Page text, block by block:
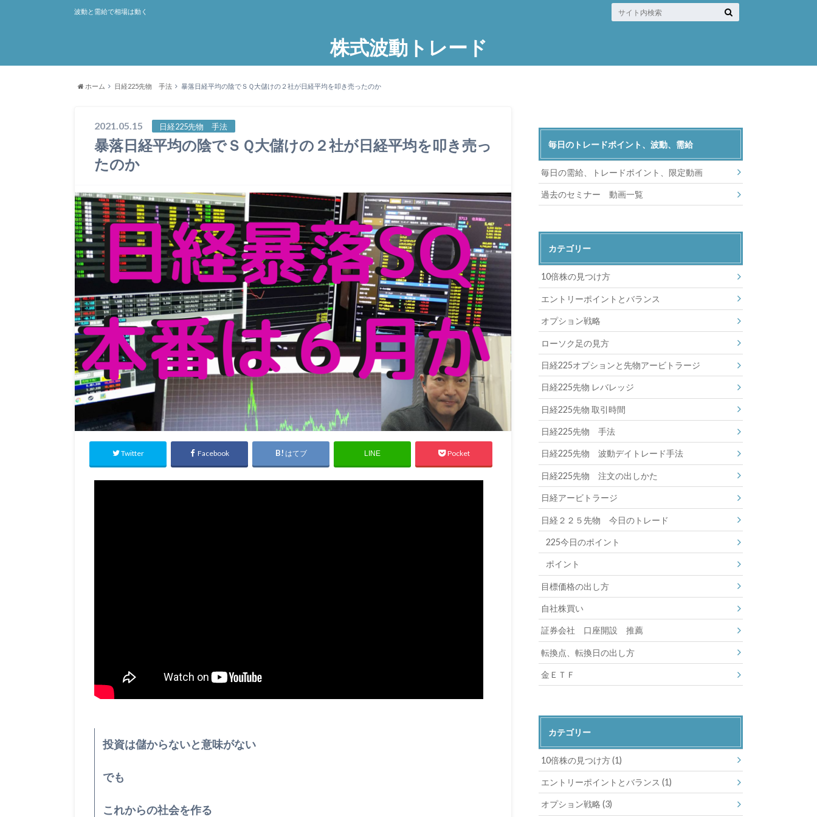
株式波動トレード
波動と需給で相場は動く
ホーム 日経225先物 手法 暴落日経平均の陰でＳＱ大儲けの２社が日経平均を叩き売ったのか
2021.05.15 日経225先物 手法
暴落日経平均の陰でＳＱ大儲けの２社が日経平均を叩き売っ
たのか
Twitter Facebook はてブ LINE Pocket
投資は儲からないと意味がない
でも
これからの社会を作る
毎日のトレードポイント、波動、需給
毎日の需給、トレードポイント、限定動画
過去のセミナー 動画一覧
カテゴリー
10倍株の見つけ方
エントリーポイントとバランス
オプション戦略
ローソク足の見方
日経225オプションと先物アービトラージ
日経225先物 レバレッジ
日経225先物 取引時間
日経225先物 手法
日経225先物 波動デイトレード手法
日経225先物 注文の出しかた
日経アービトラージ
日経２２５先物 今日のトレード
225今日のポイント
ポイント
目標価格の出し方
自社株買い
証券会社 口座開設 推薦
転換点、転換日の出し方
金ＥＴＦ
カテゴリー
10倍株の見つけ方(1)
エントリーポイントとバランス(1)
オプション戦略(3)